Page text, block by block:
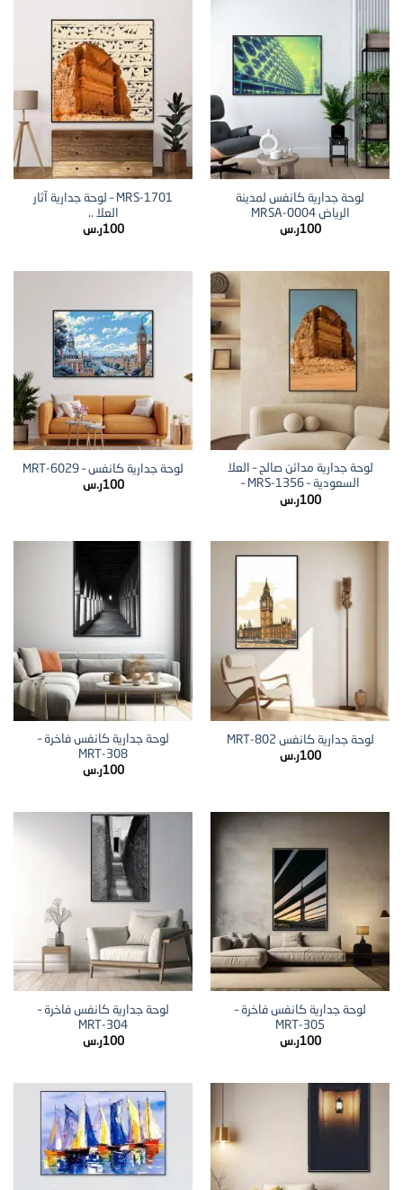
لوحة جدارية كانفس لمدينة
الرياض MRSA-0004
100ر.س
MRS-1701 – لوحة جدارية آثار
العلا ..
100ر.س
لوحة جدارية مدائن صالح – العلا
السعودية – MRS-1356 –
100ر.س
لوحة جدارية كانفس – MRT-6029
100ر.س
لوحة جدارية كانفس MRT-802
100ر.س
لوحة جدارية كانفس فاخرة –
MRT-308
100ر.س
لوحة جدارية كانفس فاخرة –
MRT-305
100ر.س
لوحة جدارية كانفس فاخرة –
MRT-304
100ر.س